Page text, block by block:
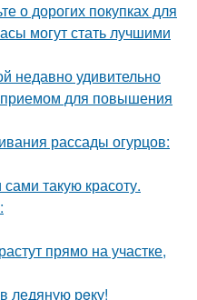
о дорогих покупках для
могут стать лучшими
недавно удивительно
для повышения
рассады огурцов:
такую красоту.
прямо на участке,
ледяную рeку!